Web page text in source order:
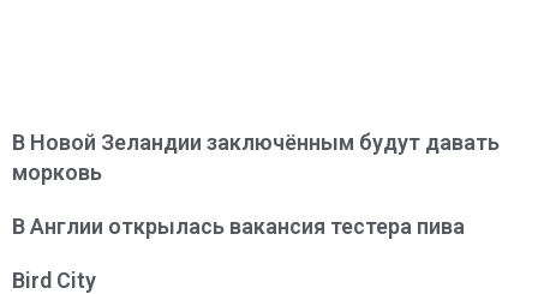
В Новой Зеландии заключённым будут давать
морковь
В Англии открылась вакансия тестера пива
Bird City